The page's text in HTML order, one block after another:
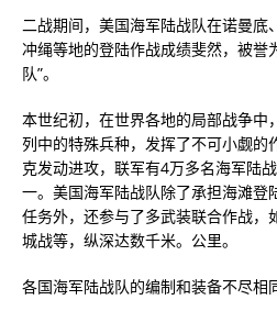
二战期间，美国海军陆战队在诺曼底
冲绳等地的登陆作战成绩斐然，被誉
队”。
本世纪初，在世界各地的局部战争中
列中的特殊兵种，发挥了不可小觑的
克发动进攻，联军有4万多名海军陆
一。美国海军陆战队除了承担海滩登
任务外，还参与了多武装联合作战，
城战等，纵深达数千米。公里。
各国海军陆战队的编制和装备不尽相